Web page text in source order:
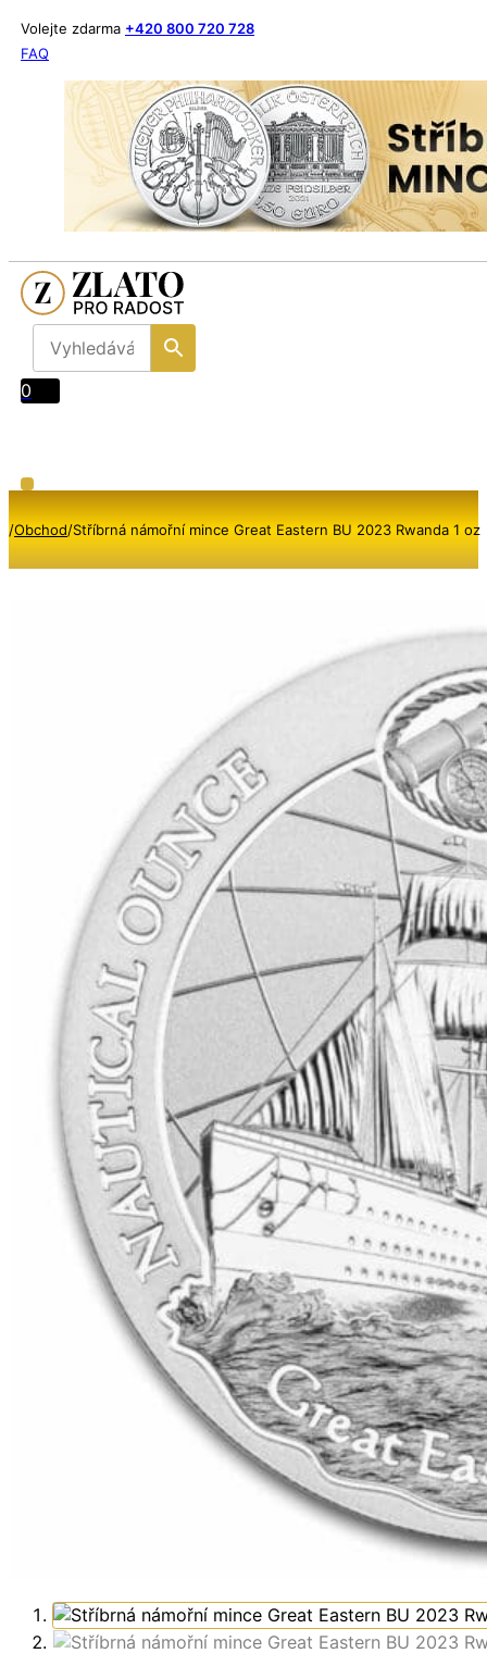
Volejte zdarma +420 800 720 728
FAQ
0
/Obchod/Stříbrná námořní mince Great Eastern BU 2023 Rwanda 1 oz